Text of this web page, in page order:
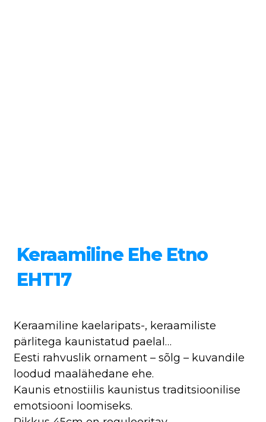
Keraamiline Ehe Etno
EHT17
Keraamiline kaelaripats-, keraamiliste
pärlitega kaunistatud paelal…
Eesti rahvuslik ornament – sõlg – kuvandile
loodud maalähedane ehe.
Kaunis etnostiilis kaunistus traditsioonilise
emotsiooni loomiseks.